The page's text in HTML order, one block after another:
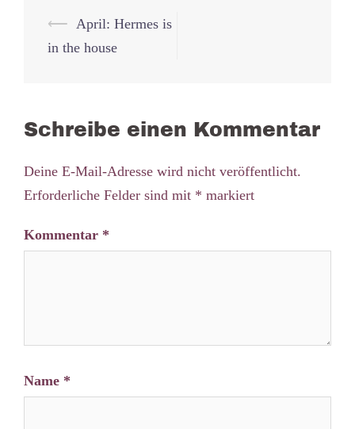
Beitrags-
Navigation
⟵ April: Hermes is
in the house
Schreibe einen Kommentar
Deine E-Mail-Adresse wird nicht veröffentlicht.
Erforderliche Felder sind mit * markiert
Kommentar *
Name *